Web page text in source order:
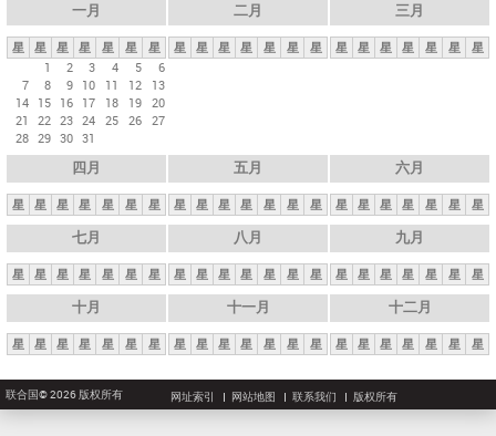
一月
星 星 星 星 星 星
星
1
2 3 4 5
6
7
8 9 10 11 12
13
14 15 16 17 18 19 20
21
22 23 24 25 26 27
28 29 30 31
二月
星 星 星 星 星 星 星
三月
星 星 星 星 星 星 星
四月
星 星 星 星 星 星 星
五月
星 星 星 星 星 星 星
六月
星 星 星 星 星 星 星
七月
星 星 星 星 星 星 星
八月
星 星 星 星 星 星 星
九月
星 星 星 星 星 星 星
十月
星 星 星 星 星 星 星
十一月
星 星 星 星 星 星 星
十二月
星 星 星 星 星 星 星
联合国© 2026 版权所有 网址索引 网站地图 联系我们 版权所有